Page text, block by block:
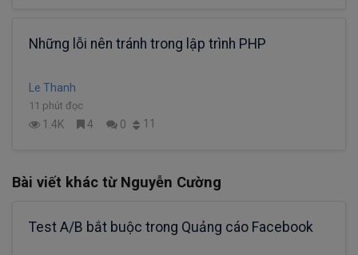
Những lỗi nên tránh trong lập trình PHP
Le Thanh
11 phút đọc
1.4K 4 0 11
Bài viết khác từ Nguyễn Cường
Test A/B bắt buộc trong Quảng cáo Facebook